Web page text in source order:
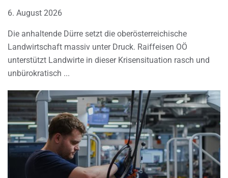
6. August 2026
Die anhaltende Dürre setzt die oberösterreichische
Landwirtschaft massiv unter Druck. Raiffeisen OÖ
unterstützt Landwirte in dieser Krisensituation rasch und
unbürokratisch